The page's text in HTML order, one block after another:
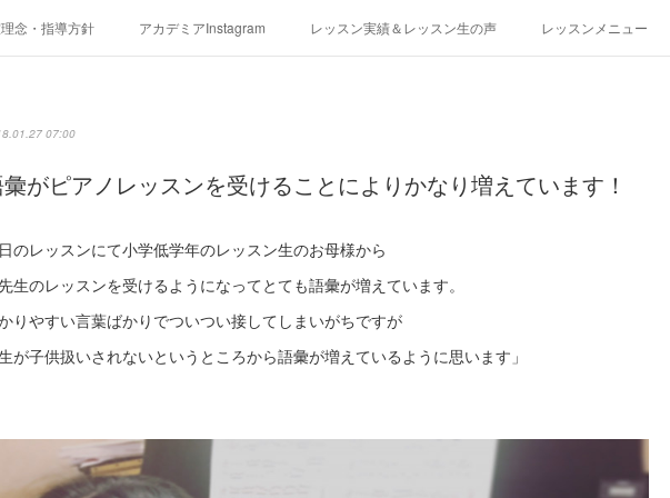
念・指導方針 アカデミアInstagram レッスン実績＆レッスン生の声 レッスンメニュー
07:00
がピアノレッスンを受けることによりかなり増えています！
のレッスンにて小学低学年のレッスン生のお母様から
先生のレッスンを受けるようになってとても語彙が増えています。
りやすい言葉ばかりでついつい接してしまいがちですが
が子供扱いされないというところから語彙が増えているように思います」